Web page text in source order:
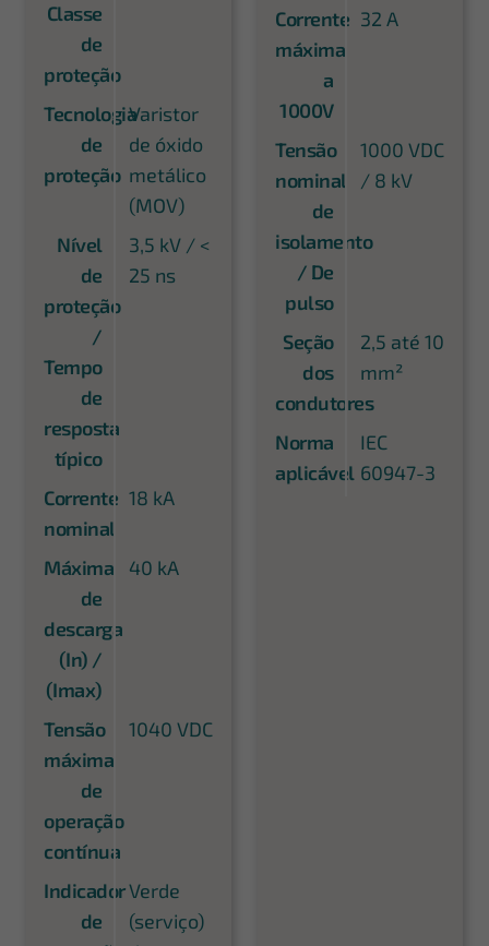
Classe
de
proteção
Tecnologia
de
proteção
Varistor
de óxido
metálico
(MOV)
Nível
de
proteção
/
Tempo
de
resposta
típico
3,5 kV / <
25 ns
Corrente
nominal
18 kA
Máxima
de
descarga
(In) /
(Imax)
40 kA
Tensão
máxima
de
operação
contínua
1040 VDC
Indicador
de
Verde
(serviço)
Corrente
máxima
a
1000V
32 A
Tensão
nominal
de
isolamento
/ De
pulso
1000 VDC
/ 8 kV
Seção
dos
condutores
2,5 até 10
mm²
Norma
aplicável
IEC
60947-3